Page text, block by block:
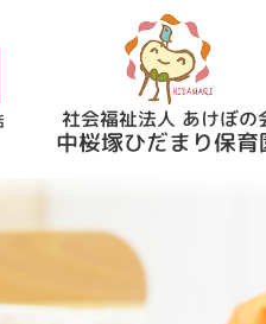
社会福祉法人 あけぼの
中桜塚ひだまり保育